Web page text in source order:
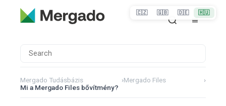
Mergado Tudásbázis ›Mergado Files
›
Mi a Mergado Files bővítmény?
🇨🇿 🇬🇧 🇩🇪 🇭🇺